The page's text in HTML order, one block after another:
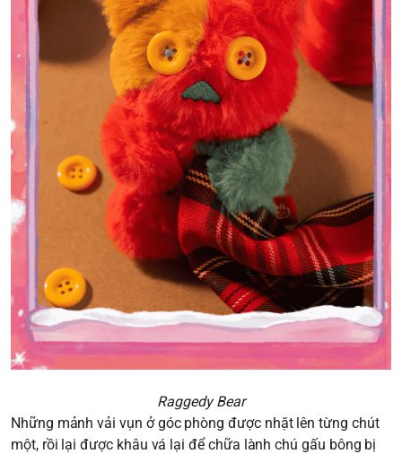
Raggedy Bear
Những mảnh vải vụn ở góc phòng được nhặt lên từng chút
một, rồi lại được khâu vá lại để chữa lành chú gấu bông bị